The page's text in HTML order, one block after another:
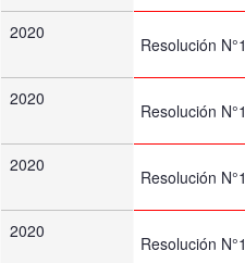
2020
Resolución
2020
Resolución
2020
Resolución
2020
Resolución